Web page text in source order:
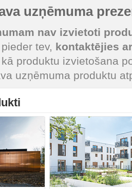
uzņēmuma
nav izvietoti
tev, kontaktējies
produktu izvietošana
uzņēmuma produktu